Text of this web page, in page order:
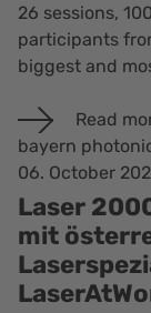
26 sessions,
participants
biggest and
Read
bayern
06. October
Laser
mit